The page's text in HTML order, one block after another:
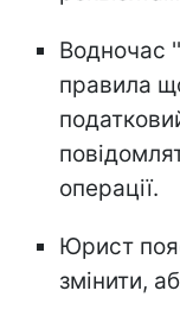
Водночас
правила
операції.
Юрист
змінити,